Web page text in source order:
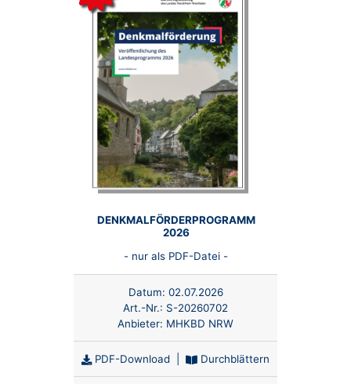
DENKMALFÖRDERPROGRAMM
2026
- nur als PDF-Datei -
Datum: 02.07.2026
Art.-Nr.: S-20260702
Anbieter: MHKBD NRW
PDF-Download Durchblättern